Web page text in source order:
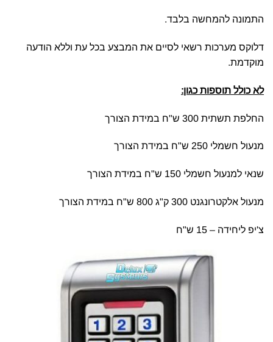
התמונה להמחשה בלבד.
דלוקס מערכות רשאי לסיים את המבצע בכל עת וללא הודעה
מוקדמת.
לא כולל תוספות כגון:
החלפת תשתית 300 ש"ח במידת הצורך
מנעול חשמלי 250 ש"ח במידת הצורך
שנאי למנעול חשמלי 150 ש"ח במידת הצורך
מנעול אלקטרונגנט 300 ק"ג 800 ש"ח במידת הצורך
צ'יפ ליחידה – 15 ש"ח